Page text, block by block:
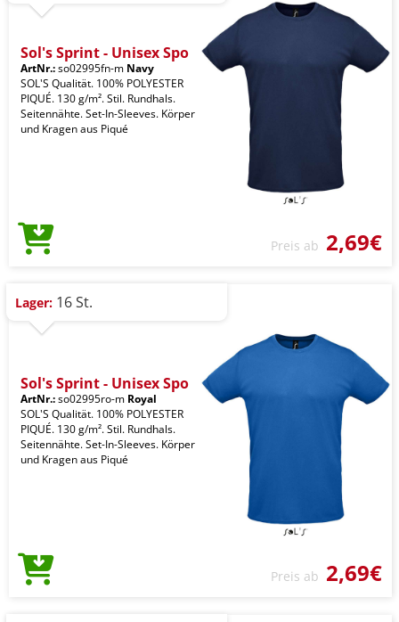
Sol's Sprint - Unisex Spo
ArtNr.:so02995fn-m Navy
SOL'S Qualität. 100% POLYESTER
PIQUÉ. 130 g/m². Stil. Rundhals.
Seitennähte. Set-In-Sleeves. Körper
und Kragen aus Piqué
Preis ab 2,69€
Lager: 16 St.
Sol's Sprint - Unisex Spo
ArtNr.:so02995ro-m Royal
SOL'S Qualität. 100% POLYESTER
PIQUÉ. 130 g/m². Stil. Rundhals.
Seitennähte. Set-In-Sleeves. Körper
und Kragen aus Piqué
Preis ab 2,69€